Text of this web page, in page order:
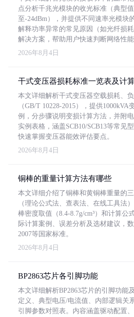
点分析千兆光模块的收光标准（典型
至-24dBm），并提供不同速率光模块
解释功率异常的常见原因（如光纤损
解决方案，帮助用户快速判断网络性能
2026年8月4日
干式变压器损耗标准一览表及计
本文详细解析干式变压器空载损耗、
（GB/T 10228-2015），提供1000kVA
例，分步骤说明变损计算方法，并附
实例表格，涵盖SCB10/SCB13等常见
快速掌握变压器能效评估要点。
2026年8月4日
铜棒的重量计算方法有哪些
本文详细介绍了铜棒和黄铜棒重量的
（理论公式法、查表法、在线工具法
棒密度取值（8.4-8.7g/cm³）和计算公
际计算案例、误差分析及选材建议，
2007等国家标准。
2026年8月4日
BP2863芯片各引脚功能
本文详细解析BP2863芯片的引脚功能
定义、典型电压/电流值、内部逻辑关
引脚参数对照表。内容涵盖驱动配置